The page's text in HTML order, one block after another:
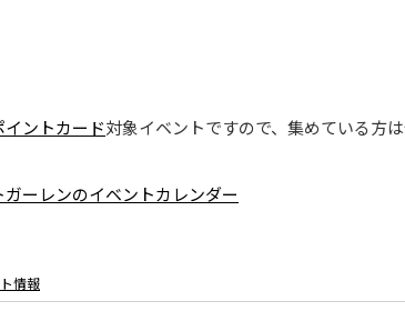
ントカード対象イベントですので、集めている方
ーレンのイベントカレンダー
情報